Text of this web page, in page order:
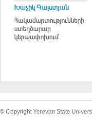
Խաչիկ Գալստյան
Հակամարտությունների
ստեղծարար
կերպափոխում
© Copyright Yerevan State